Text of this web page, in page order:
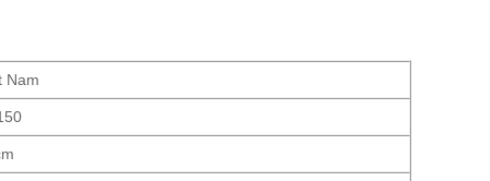
Nam